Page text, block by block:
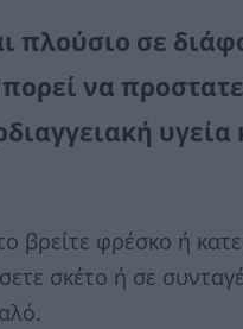
πλούσιο σε
να
υγεία
βρείτε φρέσκο ή
σκέτο ή σε